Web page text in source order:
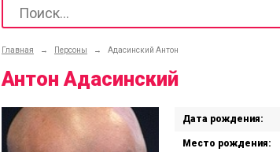
Главная → Персоны → Адасинский Антон
Антон Адасинский
Дата рождения:
Место рождения: